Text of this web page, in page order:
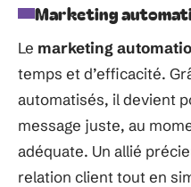
Marketing
Le marketing
temps et d’efficacité.
automatisés, il devient
message juste, au
adéquate. Un allié
relation client tout en